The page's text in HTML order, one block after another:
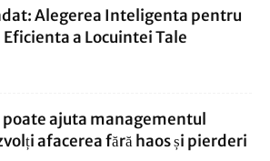
Alegerea Inteligenta pentru
a Locuintei Tale
ajuta managementul
afacerea fără haos și pierderi